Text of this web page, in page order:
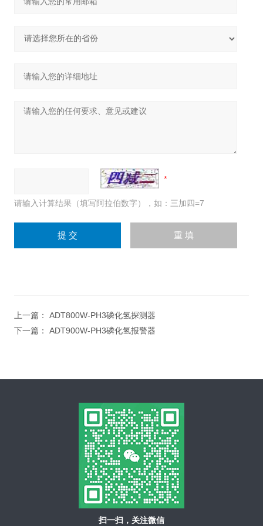
请输入计算结果（填写阿拉伯数字），如：三加四=7
上一篇： ADT800W-PH3磷化氢探测器
下一篇： ADT900W-PH3磷化氢报警器
扫一扫，关注微信